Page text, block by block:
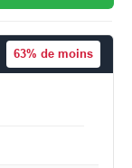
63% de moins